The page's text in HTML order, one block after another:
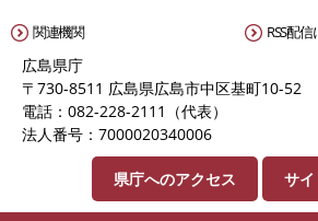
関連機関 RSS配
広島県庁
〒730-8511 広島県広島市中区基町10-52
電話：082-228-2111（代表）
法人番号：7000020340006
県庁へのアクセス サ